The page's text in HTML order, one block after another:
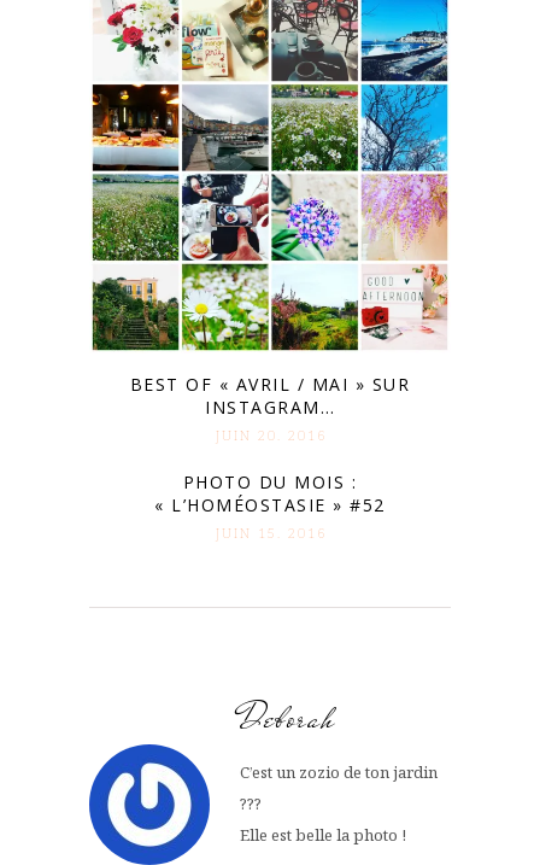
BEST OF « AVRIL / MAI » SUR
INSTAGRAM…
JUIN 20. 2016
PHOTO DU MOIS :
« L’HOMÉOSTASIE » #52
JUIN 15. 2016
Deborah
C’est un zozio de ton jardin
???
Elle est belle la photo !